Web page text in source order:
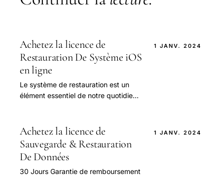
Achetez la licence de
Restauration De Système iOS
en ligne
Le système de restauration est un
élément essentiel de notre quotidien,
solution.
1 JANV. 2024
Achetez la licence de
Sauvegarde & Restauration
De Données
30 Jours Garantie de remboursement
1 JANV. 2024